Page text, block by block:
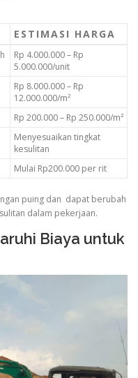
ESTIMASI HARGA
Rp 4.000.000 – Rp
5.000.000/unit
Rp 8.000.000 – Rp
12.000.000/m²
Rp 200.000 – Rp 250.000/m²
Menyesuaikan tingkat
kesulitan
Mulai Rp200.000 per rit
puing dan dapat berubah
dalam pekerjaan.
Biaya untuk